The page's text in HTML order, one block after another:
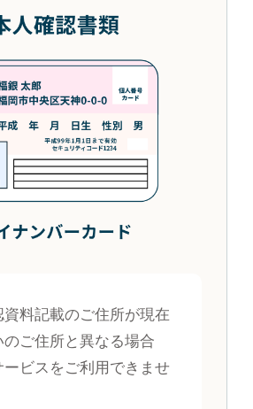
のお客さまは店舗での開設
。Net-One（ネットワン）
こちら
開設する口座は印鑑の登録
ードのお届けに関して＞
ードは口座開設完了から1
にお時間を要する場合があ
りキャッシュカードをお受
かった場合は、事故防止等
資料記載のご住所が現在
ご住所と異なる場合
ービスをご利用できませ